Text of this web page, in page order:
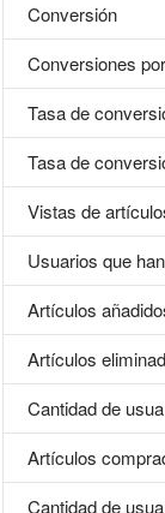
Conversión
Conversiones
Tasa de
Tasa de
Vistas de
Usuarios que
Artículos
Artículos
Cantidad de
Artículos
Cantidad de